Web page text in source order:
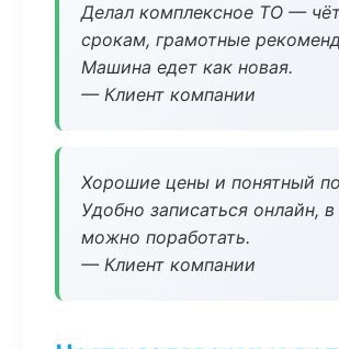
Делал комплексное ТО —
срокам, грамотные
Машина едет как новая.
— Клиент компании
Хорошие цены и понятный
Удобно записаться онлайн, в
можно поработать.
— Клиент компании